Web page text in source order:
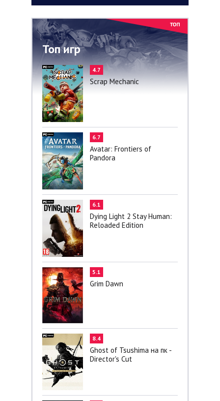
Топ игр
4.7
Scrap Mechanic
6.7
Avatar: Frontiers of
Pandora
6.1
Dying Light 2 Stay Human:
Reloaded Edition
5.1
Grim Dawn
8.4
Ghost of Tsushima на пк -
Director's Cut